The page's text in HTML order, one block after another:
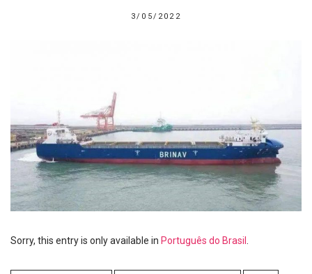
3/05/2022
Sorry, this entry is only available in Português do Brasil